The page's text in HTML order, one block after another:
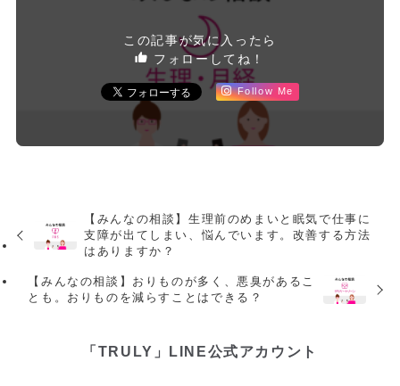
この記事が気に入ったら
フォローしてね！
Follow Me
【みんなの相談】生理前のめまいと眠気で仕事に
支障が出てしまい、悩んでいます。改善する方法
はありますか？
【みんなの相談】おりものが多く、悪臭があるこ
とも。おりものを減らすことはできる？
「TRULY」LINE公式アカウント